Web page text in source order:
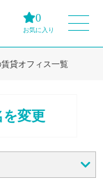
0
お気に入り
賃貸オフィス一覧
を変更